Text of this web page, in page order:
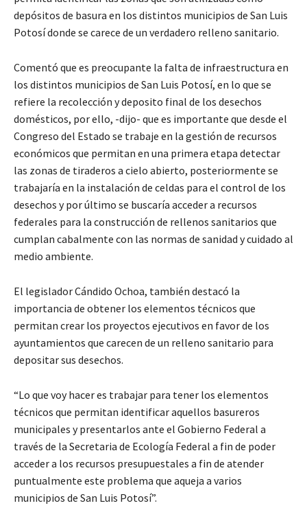
depósitos de basura en los distintos municipios de San Luis
Potosí donde se carece de un verdadero relleno sanitario.
Comentó que es preocupante la falta de infraestructura en
los distintos municipios de San Luis Potosí, en lo que se
refiere la recolección y deposito final de los desechos
domésticos, por ello, -dijo- que es importante que desde el
Congreso del Estado se trabaje en la gestión de recursos
económicos que permitan en una primera etapa detectar
las zonas de tiraderos a cielo abierto, posteriormente se
trabajaría en la instalación de celdas para el control de los
desechos y por último se buscaría acceder a recursos
federales para la construcción de rellenos sanitarios que
cumplan cabalmente con las normas de sanidad y cuidado al
medio ambiente.
El legislador Cándido Ochoa, también destacó la
importancia de obtener los elementos técnicos que
permitan crear los proyectos ejecutivos en favor de los
ayuntamientos que carecen de un relleno sanitario para
depositar sus desechos.
“Lo que voy hacer es trabajar para tener los elementos
técnicos que permitan identificar aquellos basureros
municipales y presentarlos ante el Gobierno Federal a
través de la Secretaria de Ecología Federal a fin de poder
acceder a los recursos presupuestales a fin de atender
puntualmente este problema que aqueja a varios
municipios de San Luis Potosí”.